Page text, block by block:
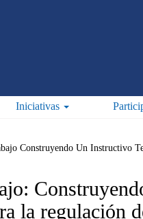
Iniciativas
Construyendo Un Instructivo
la regulación